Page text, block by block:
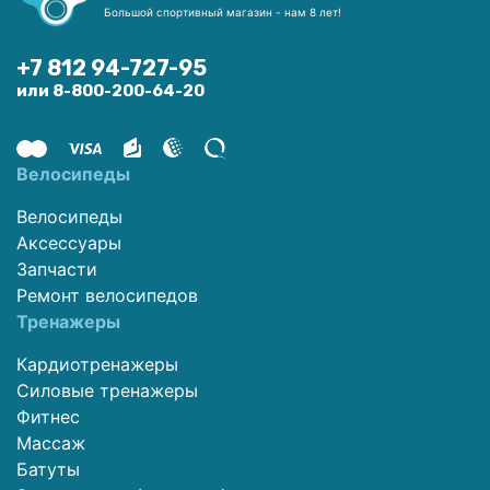
Большой спортивный магазин - нам 8 лет!
+7 812 94-727-95
или 8-800-200-64-20
Велосипеды
Велосипеды
Аксессуары
Запчасти
Ремонт велосипедов
Тренажеры
Кардиотренажеры
Силовые тренажеры
Фитнес
Массаж
Батуты